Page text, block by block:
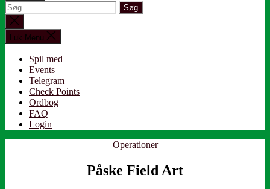
Søg
efter:
Luk
søgning
Luk Menu
Spil med
Events
Telegram
Check Points
Ordbog
FAQ
Login
Kategorier
Operationer
Påske Field Art